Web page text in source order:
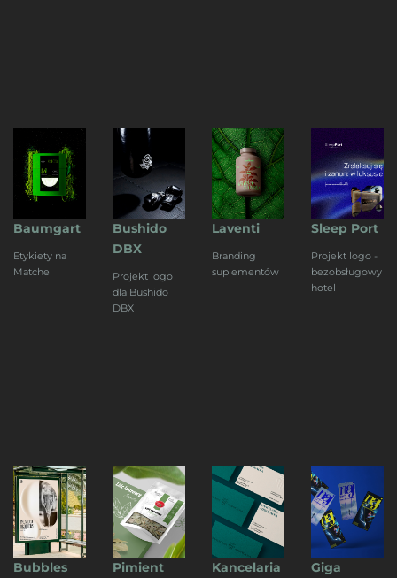
Baumgart
Etykiety na
Matche
Bushido
DBX
Projekt logo
dla Bushido
DBX
Laventi
Branding
suplementów
Sleep Port
Projekt logo -
bezobsługowy
hotel
Bubbles
Pimient
Kancelaria
Giga